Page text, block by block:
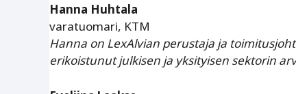
Hanna Huhtala
varatuomari, KTM
Hanna on LexAlvian perustaja ja
erikoistunut julkisen ja yksityisen sektorin